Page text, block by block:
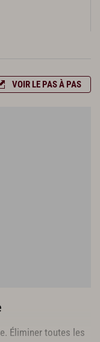
VOIR LE PAS À PAS
Éliminer toutes les